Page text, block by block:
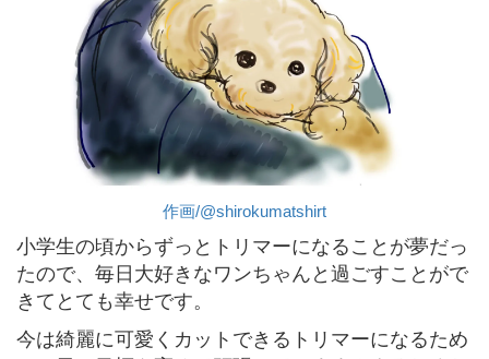
作画/@shirokumatshirt
小学生の頃からずっとトリマーになることが夢だっ
たので、毎日大好きなワンちゃんと過ごすことがで
きてとても幸せです。
今は綺麗に可愛くカットできるトリマーになるため